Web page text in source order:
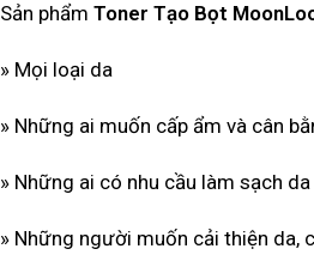
Sản phẩm Toner Tạo Bọt
» Mọi loại da
» Những ai muốn cấp ẩm và cân
» Những ai có nhu cầu làm sạch
» Những người muốn cải thiện da,